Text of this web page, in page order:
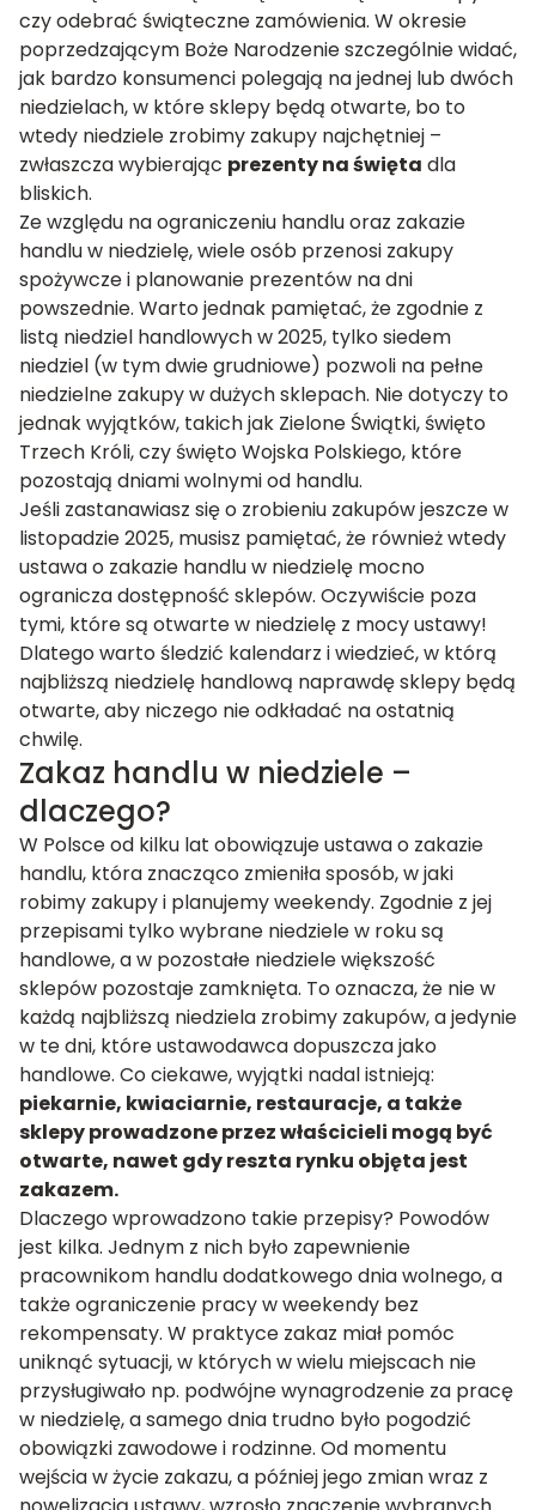
czy odebrać świąteczne zamówienia. W okresie
poprzedzającym Boże Narodzenie szczególnie widać,
jak bardzo konsumenci polegają na jednej lub dwóch
niedzielach, w które sklepy będą otwarte, bo to
wtedy niedziele zrobimy zakupy najchętniej –
zwłaszcza wybierając prezenty na święta dla
bliskich.
Ze względu na ograniczeniu handlu oraz zakazie
handlu w niedzielę, wiele osób przenosi zakupy
spożywcze i planowanie prezentów na dni
powszednie. Warto jednak pamiętać, że zgodnie z
listą niedziel handlowych w 2025, tylko siedem
niedziel (w tym dwie grudniowe) pozwoli na pełne
niedzielne zakupy w dużych sklepach. Nie dotyczy to
jednak wyjątków, takich jak Zielone Świątki, święto
Trzech Króli, czy święto Wojska Polskiego, które
pozostają dniami wolnymi od handlu.
Jeśli zastanawiasz się o zrobieniu zakupów jeszcze w
listopadzie 2025, musisz pamiętać, że również wtedy
ustawa o zakazie handlu w niedzielę mocno
ogranicza dostępność sklepów. Oczywiście poza
tymi, które są otwarte w niedzielę z mocy ustawy!
Dlatego warto śledzić kalendarz i wiedzieć, w którą
najbliższą niedzielę handlową naprawdę sklepy będą
otwarte, aby niczego nie odkładać na ostatnią
chwilę.
Zakaz handlu w niedziele –
dlaczego?
W Polsce od kilku lat obowiązuje ustawa o zakazie
handlu, która znacząco zmieniła sposób, w jaki
robimy zakupy i planujemy weekendy. Zgodnie z jej
przepisami tylko wybrane niedziele w roku są
handlowe, a w pozostałe niedziele większość
sklepów pozostaje zamknięta. To oznacza, że nie w
każdą najbliższą niedziela zrobimy zakupów, a jedynie
w te dni, które ustawodawca dopuszcza jako
handlowe. Co ciekawe, wyjątki nadal istnieją:
piekarnie, kwiaciarnie, restauracje, a także
sklepy prowadzone przez właścicieli mogą być
otwarte, nawet gdy reszta rynku objęta jest
zakazem.
Dlaczego wprowadzono takie przepisy? Powodów
jest kilka. Jednym z nich było zapewnienie
pracownikom handlu dodatkowego dnia wolnego, a
także ograniczenie pracy w weekendy bez
rekompensaty. W praktyce zakaz miał pomóc
uniknąć sytuacji, w których w wielu miejscach nie
przysługiwało np. podwójne wynagrodzenie za pracę
w niedzielę, a samego dnia trudno było pogodzić
obowiązki zawodowe i rodzinne. Od momentu
wejścia w życie zakazu, a później jego zmian wraz z